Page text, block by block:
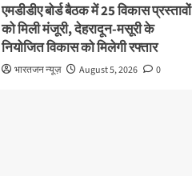
एमडीडीए बोर्ड बैठक में 25 विकास प्रस्तावों
को मिली मंजूरी, देहरादून-मसूरी के
नियोजित विकास को मिलेगी रफ्तार
भारतजन न्यूज़ August 5, 2026 0